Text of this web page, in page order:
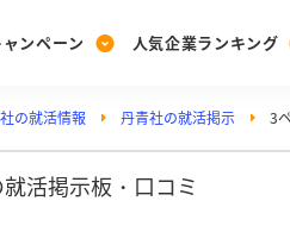
ンペーン
Post
投稿する
人気企業ランキング
Ranking
ランキングを見る
PickUp
注目の企業特集
の就活情報 丹青社の就活掲示 3
活掲示板・口コミ